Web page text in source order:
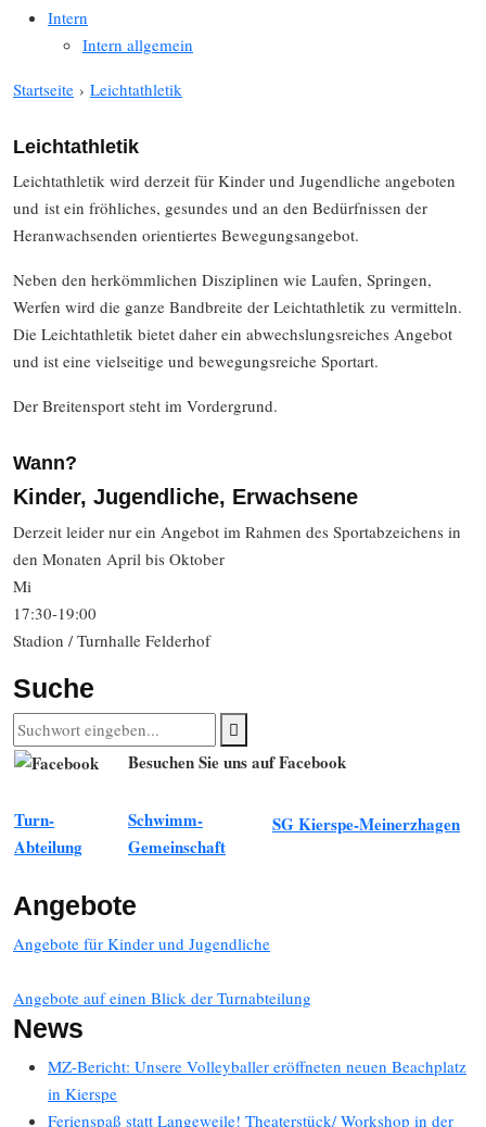
Intern
Intern allgemein
Startseite › Leichtathletik
Leichtathletik
Leichtathletik wird derzeit für Kinder und Jugendliche angeboten
und ist ein fröhliches, gesundes und an den Bedürfnissen der
Heranwachsenden orientiertes Bewegungsangebot.
Neben den herkömmlichen Disziplinen wie Laufen, Springen,
Werfen wird die ganze Bandbreite der Leichtathletik zu vermitteln.
Die Leichtathletik bietet daher ein abwechslungsreiches Angebot
und ist eine vielseitige und bewegungsreiche Sportart.
Der Breitensport steht im Vordergrund.
Wann?
Kinder, Jugendliche, Erwachsene
Derzeit leider nur ein Angebot im Rahmen des Sportabzeichens in
den Monaten April bis Oktober
Mi
17:30-19:00
Stadion / Turnhalle Felderhof
Suche
Besuchen Sie uns auf Facebook
Turn-
Abteilung
Schwimm-
Gemeinschaft
SG Kierspe-Meinerzhagen
Angebote
Angebote für Kinder und Jugendliche
Angebote auf einen Blick der Turnabteilung
News
MZ-Bericht: Unsere Volleyballer eröffneten neuen Beachplatz
in Kierspe
Ferienspaß statt Langeweile! Theaterstück/ Workshop in der